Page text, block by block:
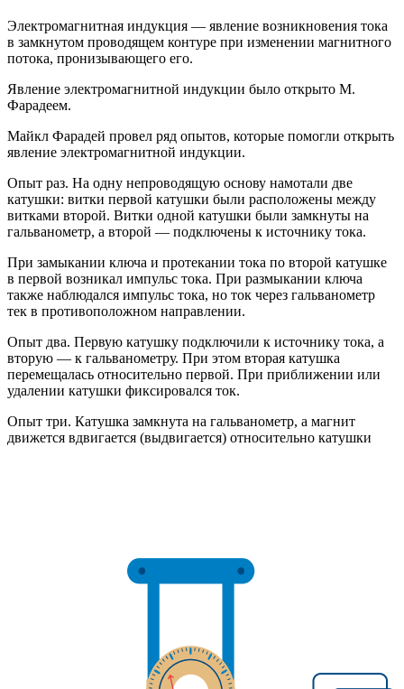
Электромагнитная индукция — явление возникновения тока
в замкнутом проводящем контуре при изменении магнитного
потока, пронизывающего его.
Явление электромагнитной индукции было открыто М.
Фарадеем.
Майкл Фарадей провел ряд опытов, которые помогли открыть
явление электромагнитной индукции.
Опыт раз. На одну непроводящую основу намотали две
катушки: витки первой катушки были расположены между
витками второй. Витки одной катушки были замкнуты на
гальванометр, а второй — подключены к источнику тока.
При замыкании ключа и протекании тока по второй катушке
в первой возникал импульс тока. При размыкании ключа
также наблюдался импульс тока, но ток через гальванометр
тек в противоположном направлении.
Опыт два. Первую катушку подключили к источнику тока, а
вторую — к гальванометру. При этом вторая катушка
перемещалась относительно первой. При приближении или
удалении катушки фиксировался ток.
Опыт три. Катушка замкнута на гальванометр, а магнит
движется вдвигается (выдвигается) относительно катушки